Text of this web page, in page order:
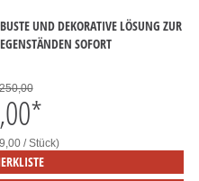
UND DEKORATIVE LÖSUNG ZUR
SOFORT
*
/ Stück)